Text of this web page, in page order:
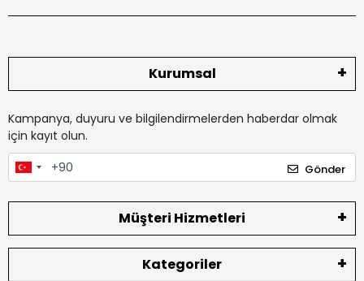
Kurumsal
Kampanya, duyuru ve bilgilendirmelerden haberdar olmak
için kayıt olun.
Gönder
Müşteri Hizmetleri
Kategoriler